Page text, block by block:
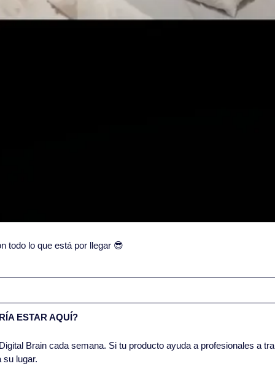
todo lo que está por llegar 😎
ESTAR AQUÍ?
Brain cada semana. Si tu producto ayuda a profesionales a
su lugar.